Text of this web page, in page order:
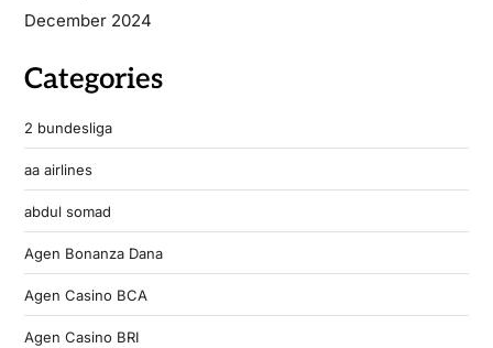
December 2024
Categories
2 bundesliga
aa airlines
abdul somad
Agen Bonanza Dana
Agen Casino BCA
Agen Casino BRI